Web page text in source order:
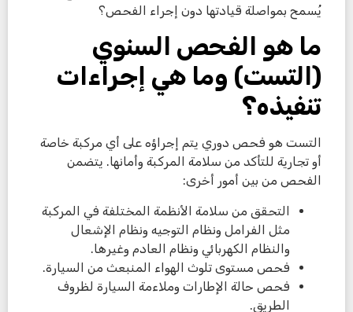
يُسمح بمواصلة قيادتها دون إجراء الفحص؟
ما هو الفحص السنوي
(التست) وما هي إجراءات
تنفيذه؟
التست هو فحص دوري يتم إجراؤه على أي مركبة خاصة
أو تجارية للتأكد من سلامة المركبة وأمانها. يتضمن
الفحص من بين أمور أخرى:
التحقق من سلامة الأنظمة المختلفة في المركبة
مثل الفرامل ونظام التوجيه ونظام الإشعال
والنظام الكهربائي ونظام العادم وغيرها.
فحص مستوى تلوث الهواء المنبعث من السيارة.
فحص حالة الإطارات وملاءمة السيارة لظروف
الطريق.